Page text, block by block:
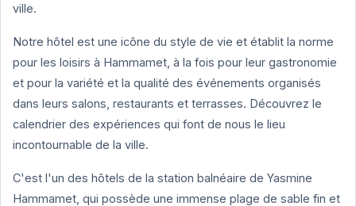
ville.
Notre hôtel est une icône du style de vie et établit la norme
pour les loisirs à Hammamet, à la fois pour leur gastronomie
et pour la variété et la qualité des événements organisés
dans leurs salons, restaurants et terrasses. Découvrez le
calendrier des expériences qui font de nous le lieu
incontournable de la ville.
C'est l'un des hôtels de la station balnéaire de Yasmine
Hammamet, qui possède une immense plage de sable fin et